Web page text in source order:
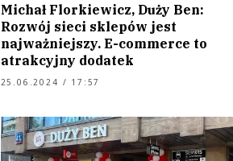
Michał Florkiewicz, Duży Ben:
Rozwój sieci sklepów jest
najważniejszy. E-commerce to
atrakcyjny dodatek
25.06.2024 / 17:57